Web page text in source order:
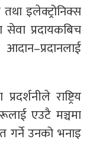
इलेक्ट्रोनिक्स
सेवा प्रदायकबिच
राष्ट्रिय
एउटै मञ्चमा
गर्ने उनको भनाइ